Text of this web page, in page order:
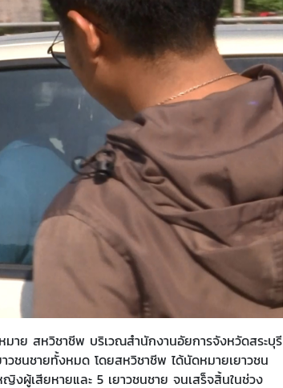
มาย สหวิชาชีพ บริเวณสำนักงานอัยการจังหวัดสระบุรี
ชนชายทั้งหมด โดยสหวิชาชีพ ได้นัดหมายเยาวชน
งผู้เสียหายและ 5 เยาวชนชาย จนเสร็จสิ้นในช่วง